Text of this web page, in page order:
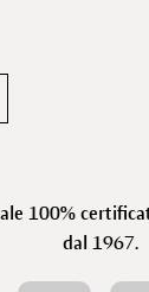
100%
dal 1967.